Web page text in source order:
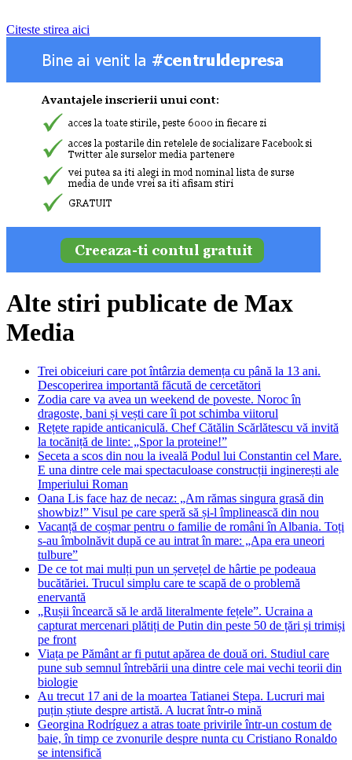
Citeste stirea aici
Alte stiri publicate de Max
Media
Trei obiceiuri care pot întârzia demența cu până la 13 ani.
Descoperirea importantă făcută de cercetători
Zodia care va avea un weekend de poveste. Noroc în
dragoste, bani și vești care îi pot schimba viitorul
Rețete rapide anticaniculă. Chef Cătălin Scărlătescu vă invită
la tocăniță de linte: „Spor la proteine!”
Seceta a scos din nou la iveală Podul lui Constantin cel Mare.
E una dintre cele mai spectaculoase construcții inginerești ale
Imperiului Roman
Oana Lis face haz de necaz: „Am rămas singura grasă din
showbiz!” Visul pe care speră să și-l împlinească din nou
Vacanță de coșmar pentru o familie de români în Albania. Toți
s-au îmbolnăvit după ce au intrat în mare: „Apa era uneori
tulbure”
De ce tot mai mulți pun un șervețel de hârtie pe podeaua
bucătăriei. Trucul simplu care te scapă de o problemă
enervantă
„Rușii încearcă să le ardă literalmente fețele”. Ucraina a
capturat mercenari plătiți de Putin din peste 50 de țări și trimiși
pe front
Viața pe Pământ ar fi putut apărea de două ori. Studiul care
pune sub semnul întrebării una dintre cele mai vechi teorii din
biologie
Au trecut 17 ani de la moartea Tatianei Stepa. Lucruri mai
puțin știute despre artistă. A lucrat într-o mină
Georgina Rodríguez a atras toate privirile într-un costum de
baie, în timp ce zvonurile despre nunta cu Cristiano Ronaldo
se intensifică